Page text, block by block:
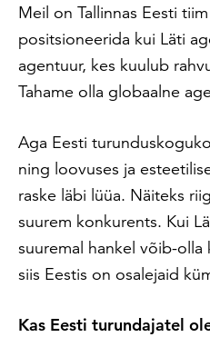
Meil on Tallinnas Eesti
positsioneerida kui Läti
agentuur, kes kuulub
Tahame olla globaalne
Aga Eesti
ning loovuses ja
raske läbi lüüa. Näiteks
suurem konkurents. Kui
suuremal hankel võib-
siis Eestis on osalejaid
Kas Eesti turundajatel